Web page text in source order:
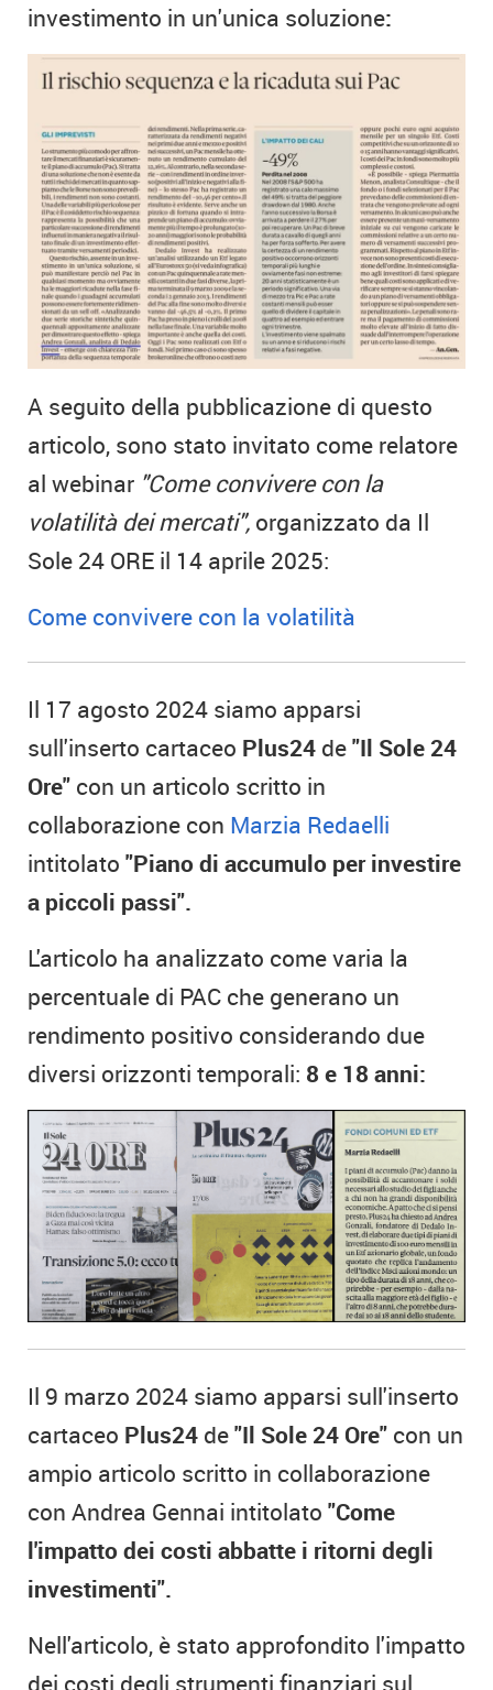
investimento in un'unica soluzione:
A seguito della pubblicazione di questo
articolo, sono stato invitato come relatore
al webinar "Come convivere con la
volatilità dei mercati", organizzato da Il
Sole 24 ORE il 14 aprile 2025:
Come convivere con la volatilità
Il 17 agosto 2024 siamo apparsi
sull'inserto cartaceo Plus24 de"Il Sole 24
Ore" con un articolo scritto in
collaborazione con Marzia Redaelli
intitolato "Piano di accumulo per investire
a piccoli passi".
L'articolo ha analizzato come varia la
percentuale di PAC che generano un
rendimento positivo considerando due
diversi orizzonti temporali: 8 e 18 anni:
Il 9 marzo 2024 siamo apparsi sull'inserto
cartaceo Plus24 de"Il Sole 24 Ore" con un
ampio articolo scritto in collaborazione
con Andrea Gennai intitolato "Come
l'impatto dei costi abbatte i ritorni degli
investimenti".
Nell'articolo, è stato approfondito l'impatto
dei costi degli strumenti finanziari sul